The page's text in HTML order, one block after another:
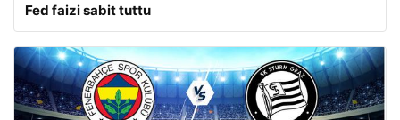
Fed faizi sabit tuttu